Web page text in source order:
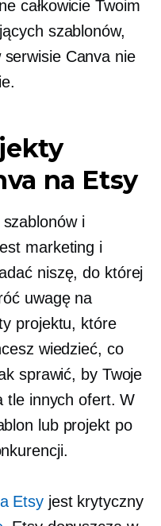
całkowicie Twoim
szablonów,
Canva nie
na Etsy
i
marketing i
niszę, do której
uwagę na
projektu, które
wiedzieć, co
sprawić, by Twoje
tle innych ofert. W
lub projekt po
Etsy jest krytyczny